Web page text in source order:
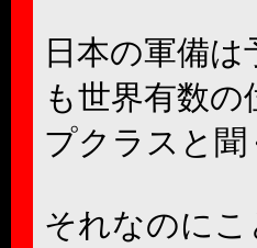
日本の軍備
も世界有数
プクラスと聞
それなのに